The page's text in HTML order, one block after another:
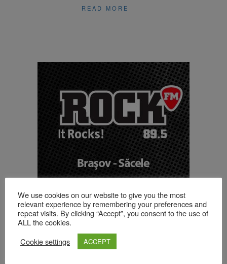
READ MORE
TOP ȘTIRI
Senat. Proiectul merge la promulgare
We use cookies on our website to give you the most
relevant experience by remembering your preferences and
repeat visits. By clicking “Accept”, you consent to the use of
ALL the cookies.
Cookie settings
ACCEPT